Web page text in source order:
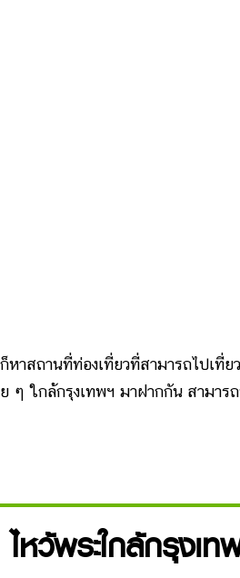
ถานที่ท่องเที่ยวที่สามารถไปเที่ย
ย ๆ ใกล้กรุงเทพฯ มาฝากกัน สามาร
ไหว้พระใกล้กรุงเท